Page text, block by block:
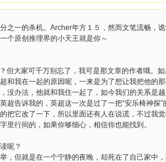
一的杀机。Archer年方１５，然而文笔流畅，诡
个原创推理界的小天王就是你～
大家可千万别忘了，我可是那文章的作者哦。
和我在一起的原因呢，一来是为了想让我把他的
没办法，他就和我住一起了，如今我们的关系是
告诉我的，英超这一次是过了一把“安乐椅神探”
把它改了一下，所以里面还有人在说谎，不过我
行间的，如果你够细心，相信你也能找到。
呢？
，但就是在一个宁静的夜晚，却死在了自己家中